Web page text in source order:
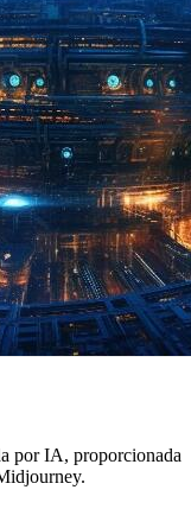
por IA, proporcionada